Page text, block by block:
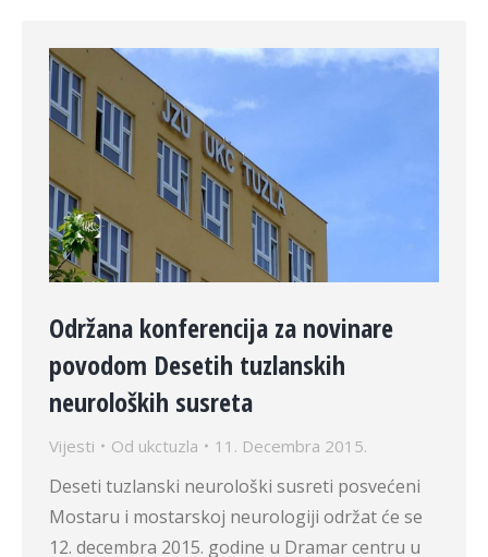
Održana konferencija za novinare
povodom Desetih tuzlanskih
neuroloških susreta
Vijesti Od ukctuzla 11. Decembra 2015.
Deseti tuzlanski neurološki susreti posvećeni
Mostaru i mostarskoj neurologiji održat će se
12. decembra 2015. godine u Dramar centru u